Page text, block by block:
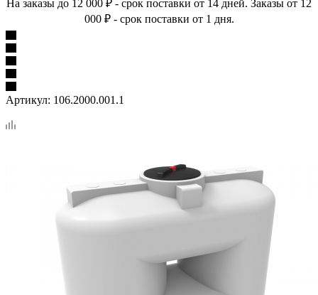
На заказы до 12 000 ₽ - срок поставки от 14 дней. Заказы от 12
000 ₽ - срок поставки от 1 дня.
Артикул: 106.2000.001.1